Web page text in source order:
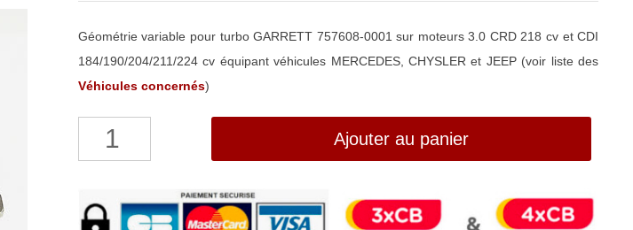
Géométrie variable pour turbo GARRETT 757608-0001 sur moteurs 3.0 CRD 218 cv et CDI
184/190/204/211/224 cv équipant véhicules MERCEDES, CHYSLER et JEEP (voir liste des
Véhicules concernés)
quantité
Variable
Ajouter au panier